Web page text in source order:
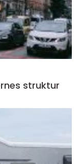
struktur